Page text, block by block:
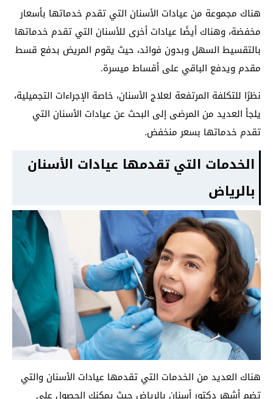
هناك مجموعة من عيادات الأسنان التي تقدم خدماتها بأسعار
مخفضة، وهناك أيضًا عيادات أخرى للأسنان التي تقدم خدماتها
بالتقسيط السهل وبدون فوائد، حيث يقوم المريض بدفع قسط
مقدم ويدفع الباقي على أقساط ميسرة.
نظرًا للتكلفة المرتفعة لعلاج الأسنان، خاصة الإجراءات التجميلية،
يلجأ العديد من المرضى إلى البحث عن عيادات الأسنان التي
تقدم خدماتها بسعر منخفض.
الخدمات التي تقدمها عيادات الأسنان
بالرياض
هناك العديد من الخدمات التي تقدمها عيادات الأسنان والتي
تضم أشهر دكتور أسنان بالرياض حيث يمكنك الحصول على